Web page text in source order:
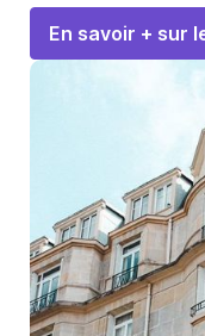
En savoir + sur